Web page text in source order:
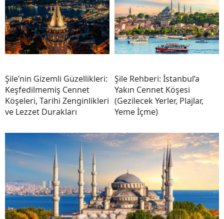
Şile’nin Gizemli Güzellikleri:
Keşfedilmemiş Cennet
Köşeleri, Tarihi Zenginlikleri
ve Lezzet Durakları
Şile Rehberi: İstanbul’a
Yakın Cennet Köşesi
(Gezilecek Yerler, Plajlar,
Yeme İçme)